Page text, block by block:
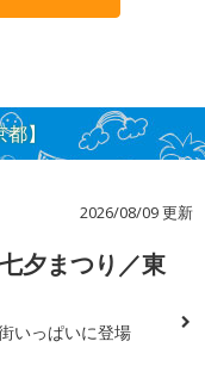
】
2026/08/09 更新
夕まつり／東
いっぱいに登場